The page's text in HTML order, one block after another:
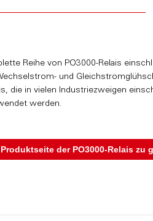
Reihe von PO3000-Relais
und
die in vielen Industriezweigen
werden.